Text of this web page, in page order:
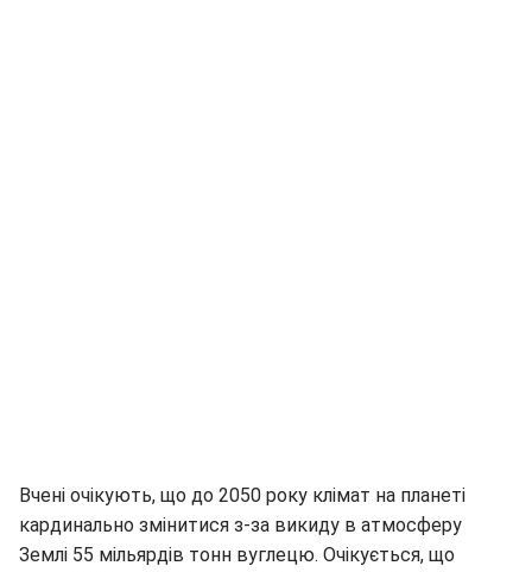
Вчені очікують, що до 2050 року клімат на планеті
кардинально змінитися з-за викиду в атмосферу
Землі 55 мільярдів тонн вуглецю. Очікується, що